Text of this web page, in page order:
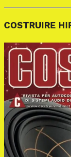
COSTRUIRE